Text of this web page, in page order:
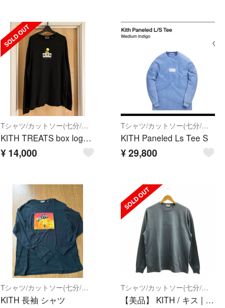
Tシャツ/カットソー(七分/長袖)
KITH TREATS box logo ロングスリーブ
¥ 14,000
Tシャツ/カットソー(七分/長袖)
KITH Paneled Ls Tee S
¥29,800
Tシャツ/カットソー(七分/長袖)
KITH 長袖 シャツ
Tシャツ/カットソー(七分/長袖)
【美品】 KITH / キス | KITH LOYALTY BOX LOGO ELEVATION LS TEE ボックスロゴ Tシャツ | S | ネイビー | メンズ